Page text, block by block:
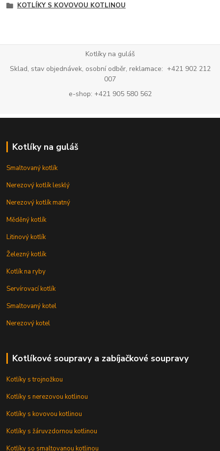
KOTLÍKY S KOVOVOU KOTLINOU
Kotlíky na guláš
Sklad, stav objednávek, osobní odběr, reklamace: +421 902 212
007
e-shop: +421 905 580 562
Kotlíky na guláš
Smaltovaný kotlík
Nerezový kotlík lesklý
Nerezový kotlík matný
Měděný kotlík
Litinový kotlík
Železný kotlík
Kotlík na ryby
Servírovací kotlík
Smaltovaný kotel
Nerezový kotel
Kotlíkové soupravy a zabíjačkové soupravy
Kotlíky s trojnožkou
Kotlíky s nerezovou kotlinou
Kotlíky s kovovou kotlinou
Kotlíky s žáruvzdornou kotlinou
Kotlíky so smaltovanou kotlinou